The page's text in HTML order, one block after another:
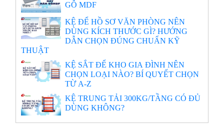
GỖ MDF
KỆ ĐỂ HỒ SƠ VĂN PHÒNG NÊN
DÙNG KÍCH THƯỚC GÌ? HƯỚNG
DẪN CHỌN ĐÚNG CHUẨN KỸ
THUẬT
KỆ SẮT ĐỂ KHO GIA ĐÌNH NÊN
CHỌN LOẠI NÀO? BÍ QUYẾT CHỌN
TỪ A-Z
KỆ TRUNG TẢI 300KG/TẦNG CÓ ĐỦ
DÙNG KHÔNG?